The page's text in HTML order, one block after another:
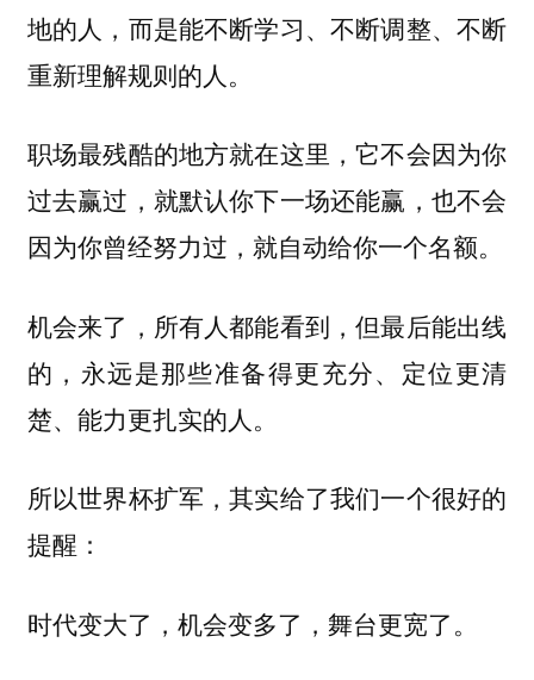
地的人，而是能不断学习、不断调整、不断
重新理解规则的人。
职场最残酷的地方就在这里，它不会因为你
过去赢过，就默认你下一场还能赢，也不会
因为你曾经努力过，就自动给你一个名额。
机会来了，所有人都能看到，但最后能出线
的，永远是那些准备得更充分、定位更清
楚、能力更扎实的人。
所以世界杯扩军，其实给了我们一个很好的
提醒：
时代变大了，机会变多了，舞台更宽了。